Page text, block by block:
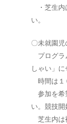
・芝生内
い。
〇未就園児
プログラ
しゃい」に
時間は１
参加を希
い。競技開
芝生内は